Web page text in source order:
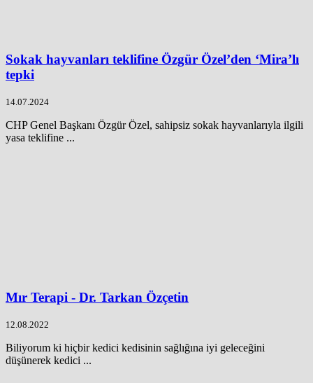
Sokak hayvanları teklifine Özgür Özel’den ‘Mira’lı
tepki
14.07.2024
CHP Genel Başkanı Özgür Özel, sahipsiz sokak hayvanlarıyla ilgili
yasa teklifine ...
Mır Terapi - Dr. Tarkan Özçetin
12.08.2022
Biliyorum ki hiçbir kedici kedisinin sağlığına iyi geleceğini
düşünerek kedici ...